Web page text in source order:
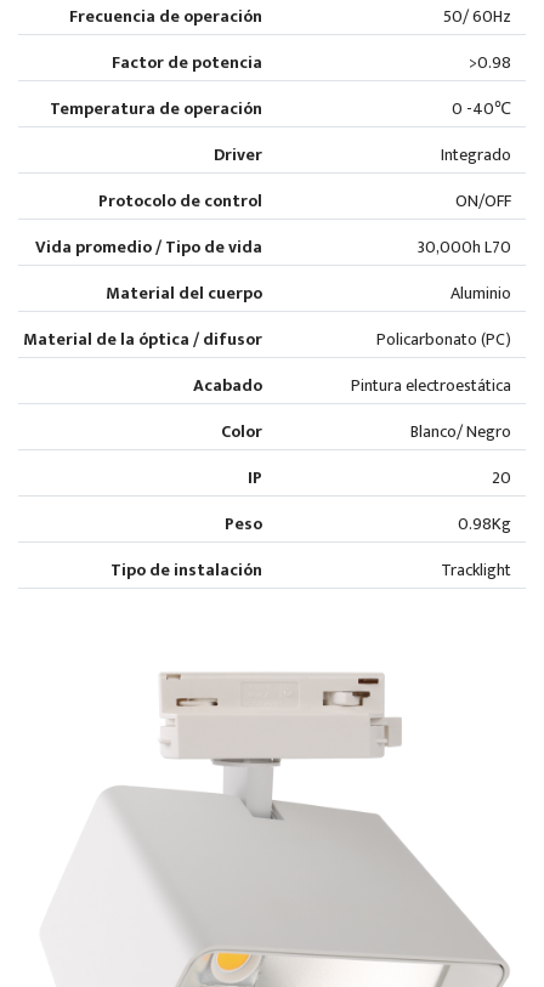
Frecuencia de operación
50/ 60Hz
Factor de potencia
>0.98
Temperatura de operación
0 -40℃
Driver
Integrado
Protocolo de control
ON/OFF
Vida promedio / Tipo de vida
30,000h L70
Material del cuerpo
Aluminio
Material de la óptica / difusor
Policarbonato (PC)
Acabado
Pintura electroestática
Color
Blanco/ Negro
IP
20
Peso
0.98Kg
Tipo de instalación
Tracklight